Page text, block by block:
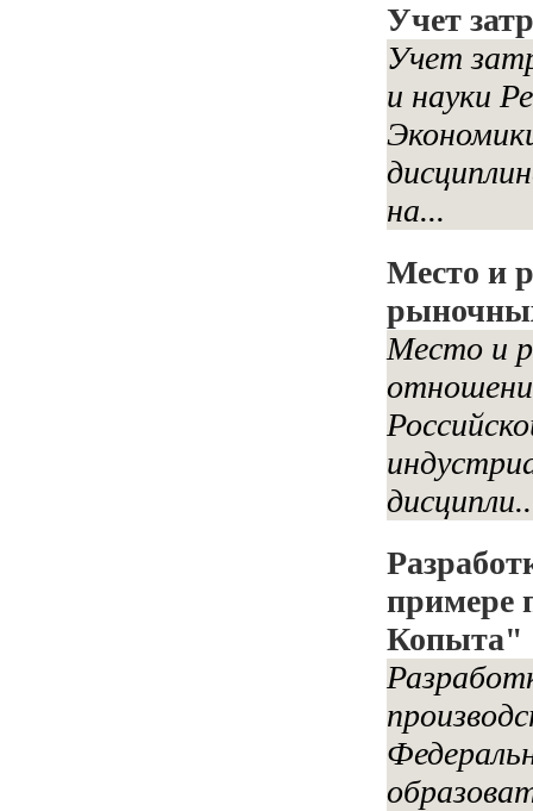
Учет
Учет
и науки
на...
Место и
Место и
примере
Копыта"